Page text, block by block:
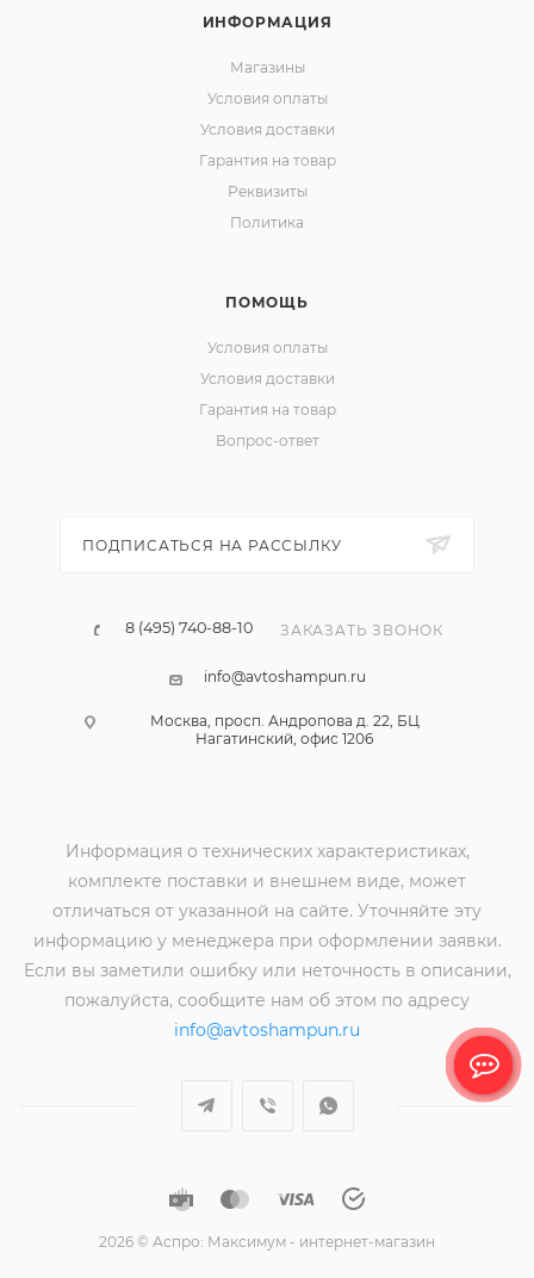
ИНФОРМАЦИЯ
Магазины
Условия оплаты
Условия доставки
Гарантия на товар
Реквизиты
Политика
ПОМОЩЬ
Условия оплаты
Условия доставки
Гарантия на товар
Вопрос-ответ
ПОДПИСАТЬСЯ НА РАССЫЛКУ
8 (495) 740-88-10 ЗАКАЗАТЬ ЗВОНОК
info@avtoshampun.ru
Москва, просп. Андропова д. 22, БЦ
Нагатинский, офис 1206
Информация о технических характеристиках,
комплекте поставки и внешнем виде, может
отличаться от указанной на сайте. Уточняйте эту
информацию у менеджера при оформлении заявки.
Если вы заметили ошибку или неточность в описании,
пожалуйста, сообщите нам об этом по адресу
info@avtoshampun.ru
2026 © Аспро: Максимум - интернет-магазин